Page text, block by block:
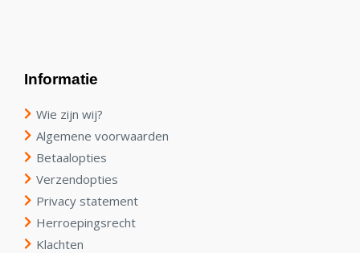
Informatie
Wie zijn wij?
Algemene voorwaarden
Betaalopties
Verzendopties
Privacy statement
Herroepingsrecht
Klachten